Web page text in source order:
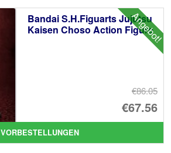
Angebot!
Bandai S.H.Figuarts Jujutsu
Kaisen Choso Action Figure
€86.05
€67.56
VORBESTELLUNGEN